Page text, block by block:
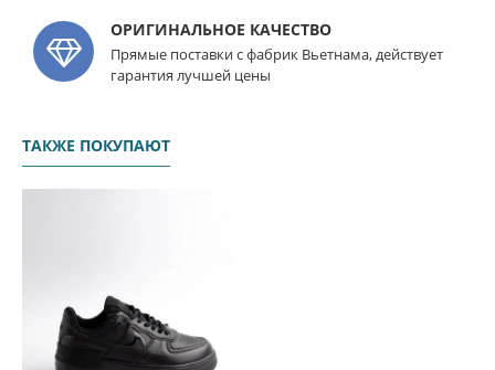
ОРИГИНАЛЬНОЕ КАЧЕСТВО
Прямые поставки с фабрик Вьетнама, действует
гарантия лучшей цены
ТАКЖЕ ПОКУПАЮТ